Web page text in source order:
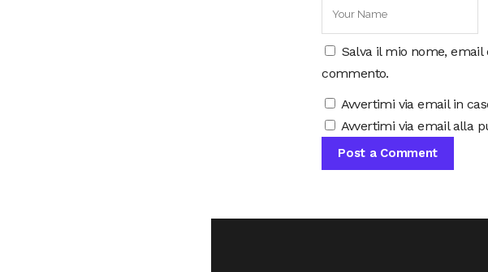
Salva il mio nome,
commento.
Avvertimi via email in
Avvertimi via email alla